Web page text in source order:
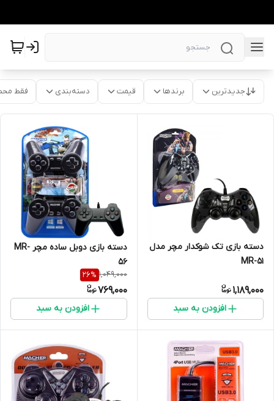
جدیدترین برندها قیمت دسته‌بندی فقط
دسته بازی تک شوکدار مچر مدل
MR-51
1,189,000
افزودن به سبد
دسته بازی دوبل ساده مچر MR-
56
1,049,000
26%
769,000
افزودن به سبد